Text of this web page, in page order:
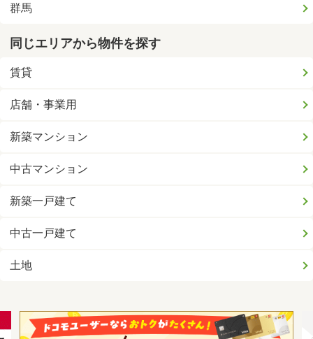
群馬
同じエリアから物件を探す
賃貸
店舗・事業用
新築マンション
中古マンション
新築一戸建て
中古一戸建て
土地